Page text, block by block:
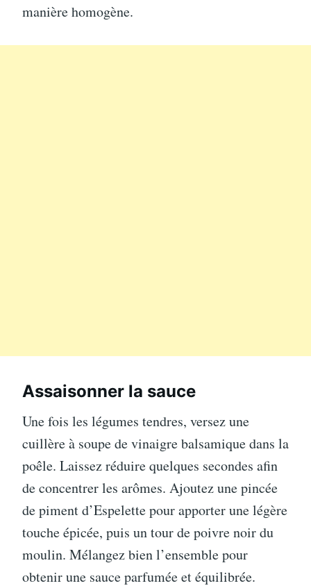
manière homogène.
Assaisonner la sauce
Une fois les légumes tendres, versez une
cuillère à soupe de vinaigre balsamique dans la
poêle. Laissez réduire quelques secondes afin
de concentrer les arômes. Ajoutez une pincée
de piment d’Espelette pour apporter une légère
touche épicée, puis un tour de poivre noir du
moulin. Mélangez bien l’ensemble pour
obtenir une sauce parfumée et équilibrée.